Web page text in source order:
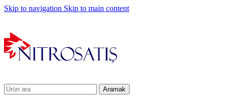
Skip to navigation Skip to main content
Aramak